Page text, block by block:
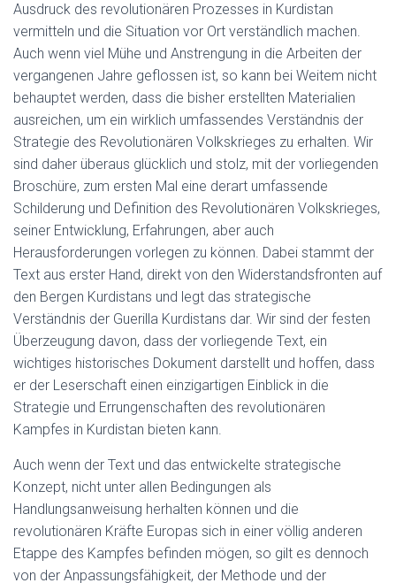
Ausdruck des revolutionären Prozesses in Kurdistan
vermitteln und die Situation vor Ort verständlich machen.
Auch wenn viel Mühe und Anstrengung in die Arbeiten der
vergangenen Jahre geflossen ist, so kann bei Weitem nicht
behauptet werden, dass die bisher erstellten Materialien
ausreichen, um ein wirklich umfassendes Verständnis der
Strategie des Revolutionären Volkskrieges zu erhalten. Wir
sind daher überaus glücklich und stolz, mit der vorliegenden
Broschüre, zum ersten Mal eine derart umfassende
Schilderung und Definition des Revolutionären Volkskrieges,
seiner Entwicklung, Erfahrungen, aber auch
Herausforderungen vorlegen zu können. Dabei stammt der
Text aus erster Hand, direkt von den Widerstandsfronten auf
den Bergen Kurdistans und legt das strategische
Verständnis der Guerilla Kurdistans dar. Wir sind der festen
Überzeugung davon, dass der vorliegende Text, ein
wichtiges historisches Dokument darstellt und hoffen, dass
er der Leserschaft einen einzigartigen Einblick in die
Strategie und Errungenschaften des revolutionären
Kampfes in Kurdistan bieten kann.
Auch wenn der Text und das entwickelte strategische
Konzept, nicht unter allen Bedingungen als
Handlungsanweisung herhalten können und die
revolutionären Kräfte Europas sich in einer völlig anderen
Etappe des Kampfes befinden mögen, so gilt es dennoch
von der Anpassungsfähigkeit, der Methode und der